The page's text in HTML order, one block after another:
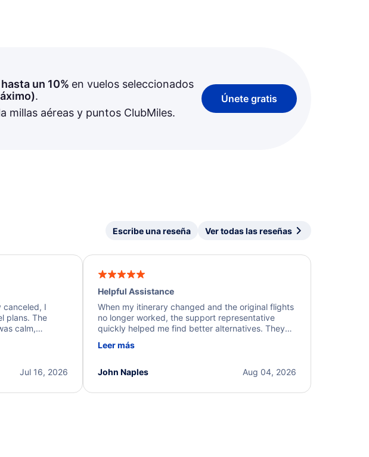
un 10% en vuelos seleccionados
.
millas aéreas y puntos ClubMiles.
Únete gratis
Escribe una reseña Ver todas las reseñas
canceled, I
plans. The
calm,
flight
and
Jul 16, 2026
Helpful Assistance
When my itinerary changed and the original flights
no longer worked, the support representative
quickly helped me find better alternatives. They
beyond to resolve the issue. I'm grateful for the
Leer más
Aug 04, 2026
John Naples